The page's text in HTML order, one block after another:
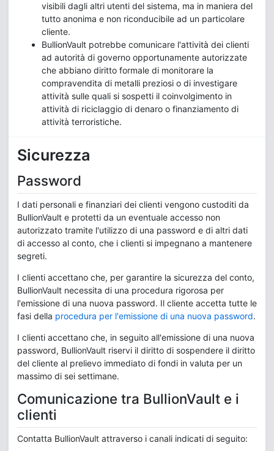
visibili dagli altri utenti del sistema, ma in maniera del
tutto anonima e non riconducibile ad un particolare
cliente.
BullionVault potrebbe comunicare l'attività dei clienti
ad autorità di governo opportunamente autorizzate
che abbiano diritto formale di monitorare la
compravendita di metalli preziosi o di investigare
attività sulle quali si sospetti il coinvolgimento in
attività di riciclaggio di denaro o finanziamento di
attività terroristiche.
Sicurezza
Password
I dati personali e finanziari dei clienti vengono custoditi da
BullionVault e protetti da un eventuale accesso non
autorizzato tramite l'utilizzo di una password e di altri dati
di accesso al conto, che i clienti si impegnano a mantenere
segreti.
I clienti accettano che, per garantire la sicurezza del conto,
BullionVault necessita di una procedura rigorosa per
l'emissione di una nuova password. Il cliente accetta tutte le
fasi della procedura per l'emissione di una nuova password.
I clienti accettano che, in seguito all'emissione di una nuova
password, BullionVault riservi il diritto di sospendere il diritto
del cliente al prelievo immediato di fondi in valuta per un
massimo di sei settimane.
Comunicazione tra BullionVault e i
clienti
Contatta BullionVault attraverso i canali indicati di seguito: